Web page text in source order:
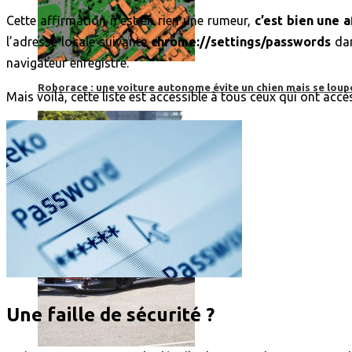
Roborace : une voiture autonome évite un chien mais se
Cette affirmation n’est en rien une rumeur, c’est bien une
l’adresse locale suivantechrome://settings/passwords
navigateur enregistre.
Mais voilà, cette liste est accessible à tous ceux qui ont
Une faille de sécurité ?